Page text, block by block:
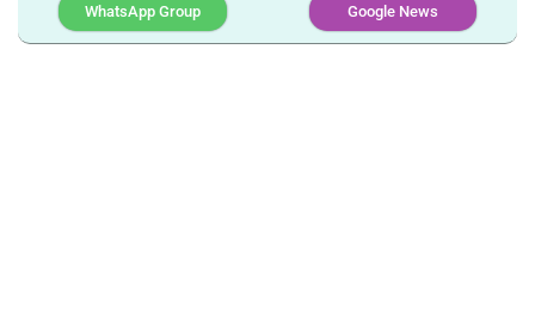
WhatsApp Group Google News